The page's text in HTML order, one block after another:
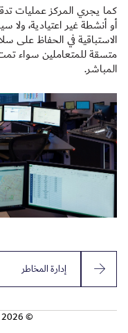
كما يجري المركز عمليات
أو أنشطة غير اعتيادية، ولا
الاستباقية في الحفاظ على
متسقة للمتعاملين سواء
المباشر.
إدارة المخاطر
© 2026